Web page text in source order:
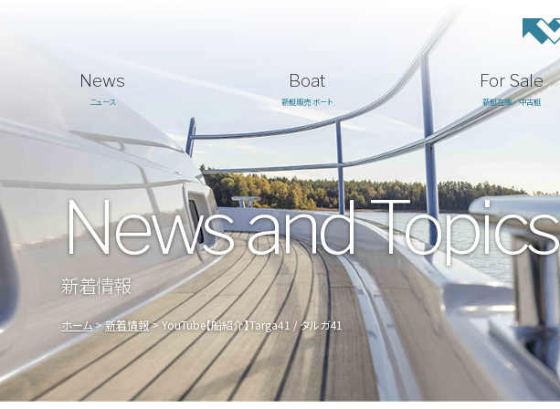
News
ニュース
Boat
新艇販売 ボート
For Sale
新艇在庫／中古艇
News and Topics
新着情報
ホーム 新着情報 YouTube【船紹介】Targa41 / タルガ41